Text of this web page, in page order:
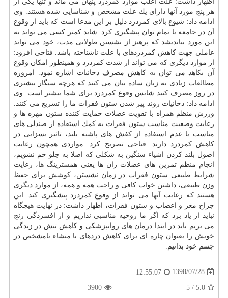
هر پنج مورد آنها دارای یك علت مشخص و شناسایی شده هستند. وی
ادامه داد: شیوع بالای كمردرد دلیل بر این مدعا است كه باید از وقوع
آن در جامعه با تمام توان پیشگیری كرد. شاید كمتر كسی می تواند به
این مورد بیاندیشد كه پرهیز از نشستن طولانی مدت، خود می تواند
عاملی جهت كاهش كمردردهای با علت ناشناخته باشد. فتاحی افزود:
از موارد دیگری كه می تواند از شدت كمردرد و همینطور امكان وقوع
آن بكاهد می توان به كاهش مصرف دخانیات اشاره نمود. امروزه
مطالعات زیادی به زبان ساده بیان می كنند كه هرچه سیگار بیشتری
در روز مصرف كنید شانس وقوع كمردرد برای شما بیشتر است. وی
ادامه داد: دخانیات روند پیر شدن ستون فقرات ما را تسریع می كنند.
ورزش منظم همراه با تقویت عضلات حمایت كننده ستون مهره ها و
رعایت وضعیت مناسب ستون فقرات به كمك استفاده از صندلی های
مناسب یا عدم استفاده از كفش های پاشنه بلند، تاثیر بسزایی در
كاهش كمردرد دارند. فتاحی تصریح كرد: مواردی همچون رعایت
اصول بلند كردن اشیاء سنگین به شكلی كه اصلا به جلو خم نشویم،
انجام منظم تمرین های عضلات ران ها یعنی همسترینگ ها، رعایت
شرایط طبیعی ستون فقرات در زمان نشستن، كوشش برای حفظ
وزن طبیعی، داشتن خواب كافی و راحت همه و همه، از موارد دیگری
هستند كه رعایت آنها می تواند از وقوع كمردرد پیشگیری كند. این
جراح مغز و اعصاب و ستون فقرات، اظهار داشت: در نهایت هیچگاه
نباید از یاد برد كه اگر ما روحیه مناسبی نداریم و از افسردگی رنج
می بریم باید در ابتدا درمان های روانپزشكی و كاهش تنش در زندگی
خویش را بعنوان چاره ای برای كاهش دردهای با منشاء نامشخص در
جسم خود بدانیم.
1398/07/28
12:55:07
5.0
/
5
3900